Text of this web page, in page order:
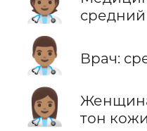
👨🏽‍⚕️ Врач:
👩🏽‍⚕️
тон кожи